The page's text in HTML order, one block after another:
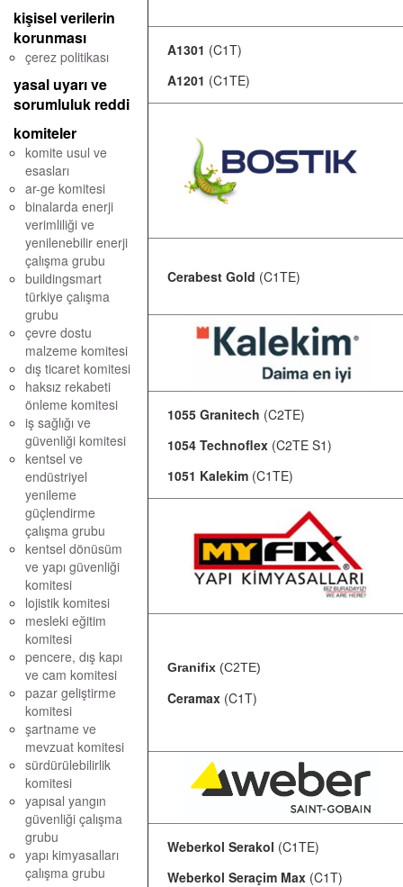
kişisel verilerin
korunması
çerez politikası
yasal uyarı ve
sorumluluk reddi
komiteler
komite usul ve
esasları
ar-ge komitesi
binalarda enerji
verimliliği ve
yenilenebilir enerji
çalışma grubu
buildingsmart
türkiye çalışma
grubu
çevre dostu
malzeme komitesi
dış ticaret komitesi
haksız rekabeti
önleme komitesi
iş sağlığı ve
güvenliği komitesi
kentsel ve
endüstriyel
yenileme
güçlendirme
çalışma grubu
kentsel dönüsüm
ve yapı güvenliği
komitesi
lojistik komitesi
mesleki eğitim
komitesi
pencere, dış kapı
ve cam komitesi
pazar geliştirme
komitesi
şartname ve
mevzuat komitesi
sürdürülebilirlik
komitesi
yapısal yangın
güvenliği çalışma
grubu
yapı kimyasalları
çalışma grubu
A1301 (C1T)
A1201 (C1TE)
Cerabest Gold (C1TE)
1055 Granitech (C2TE)
1054 Technoflex (C2TE S1)
1051 Kalekim (C1TE)
Granifix (C2TE)
Ceramax (C1T)
Weberkol Serakol (C1TE)
Weberkol Seraçim Max (C1T)